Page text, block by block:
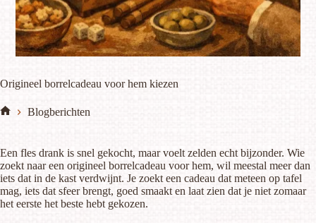
Origineel borrelcadeau voor hem kiezen
Blogberichten
Een fles drank is snel gekocht, maar voelt zelden echt bijzonder. Wie
zoekt naar een origineel borrelcadeau voor hem, wil meestal meer dan
iets dat in de kast verdwijnt. Je zoekt een cadeau dat meteen op tafel
mag, iets dat sfeer brengt, goed smaakt en laat zien dat je niet zomaar
het eerste het beste hebt gekozen.